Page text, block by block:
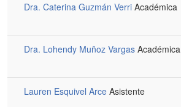
Dra. Caterina Guzmán Verri Académica
Dra. Lohendy Muñoz Vargas Académica
Lauren Esquivel Arce Asistente